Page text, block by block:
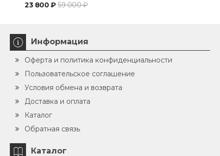
23 800 ₽ 59 000 ₽
Информация
Оферта и политика конфиденциальности
Пользовательское соглашение
Условия обмена и возврата
Доставка и оплата
Каталог
Обратная связь
Каталог